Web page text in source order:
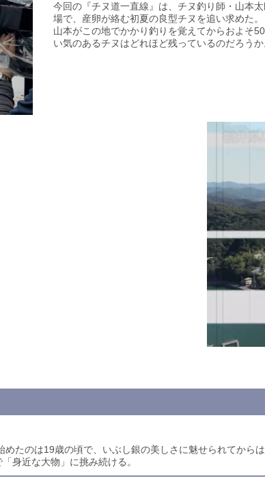
今回の『チヌ道一直線』は、チヌ釣り師・山本
場で、産卵が絡む初夏の良型チヌを追い求めた。
山本がこの地でかかり釣りを覚えてからおよそ
い気のあるチヌはどれほど残っているのだろうか
たのは19歳の頃で、いぶし銀の美しさに魅せられてか
身近な大物」に挑み続ける。